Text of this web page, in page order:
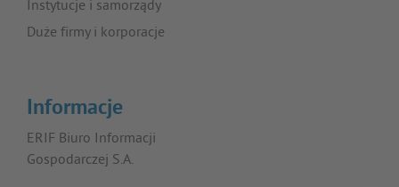
Instytucje i samorządy
Duże firmy i korporacje
Informacje
ERIF Biuro Informacji
Gospodarczej S.A.